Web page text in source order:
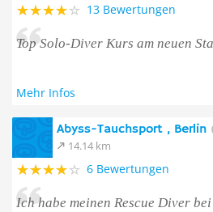
13 Bewertungen
Top Solo-Diver Kurs am neuen
Mehr Infos
Abyss-Tauchsport , Berlin
14.14 km
6 Bewertungen
Ich habe meinen Rescue Diver